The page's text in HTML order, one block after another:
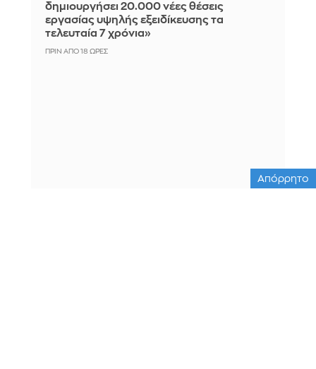
δημιουργήσει 20.000 νέες θέσεις
εργασίας υψηλής εξειδίκευσης τα
τελευταία 7 χρόνια»
ΠΡΙΝ ΑΠΌ 18 ΏΡΕΣ
Απόρρητο